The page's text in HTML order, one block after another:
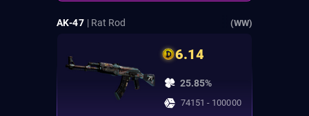
AK-47 | Rat Rod (WW)
6.14
25.85%
74151 - 100000